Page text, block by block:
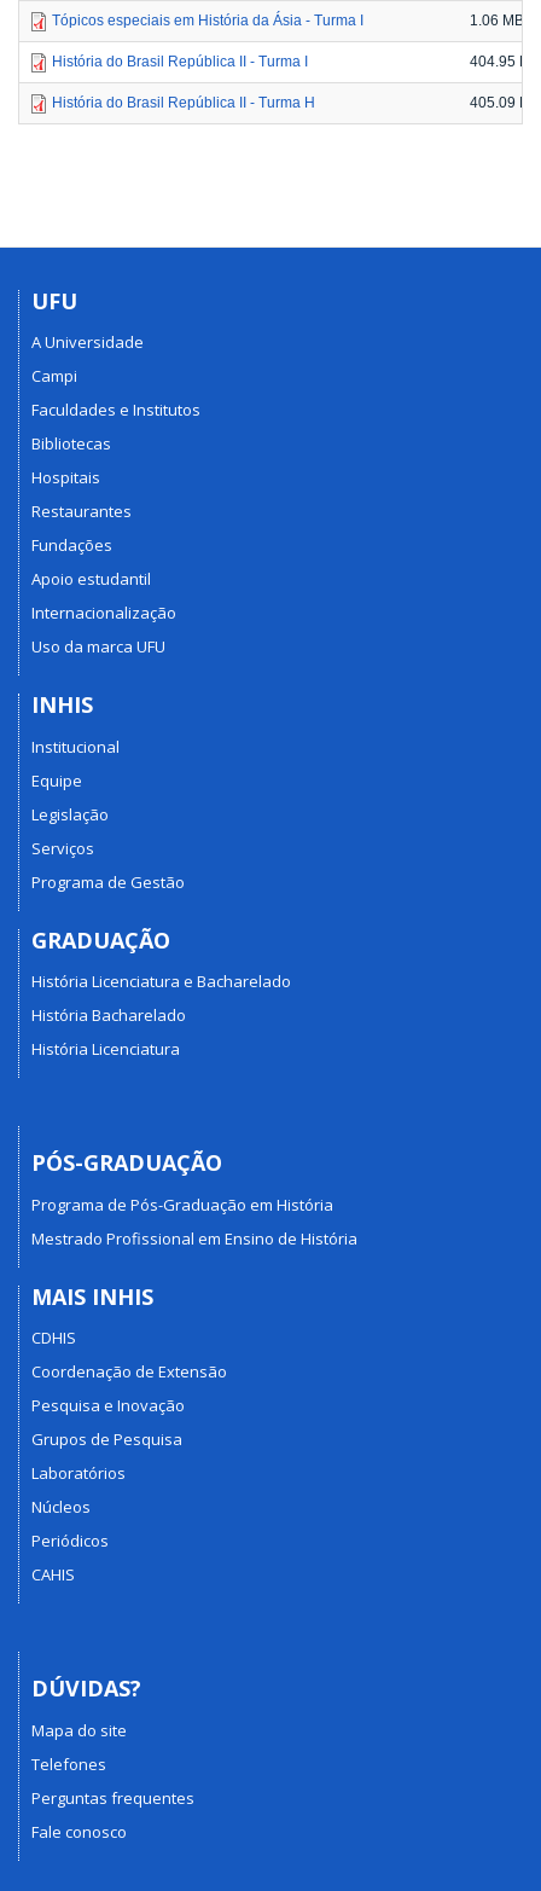
Tópicos especiais em História da Ásia - Turma I 1.06 MB
História do Brasil República II - Turma I 404.95 KB
História do Brasil República II - Turma H 405.09 KB
UFU
A Universidade
Campi
Faculdades e Institutos
Bibliotecas
Hospitais
Restaurantes
Fundações
Apoio estudantil
Internacionalização
Uso da marca UFU
INHIS
Institucional
Equipe
Legislação
Serviços
Programa de Gestão
GRADUAÇÃO
História Licenciatura e Bacharelado
História Bacharelado
História Licenciatura
PÓS-GRADUAÇÃO
Programa de Pós-Graduação em História
Mestrado Profissional em Ensino de História
MAIS INHIS
CDHIS
Coordenação de Extensão
Pesquisa e Inovação
Grupos de Pesquisa
Laboratórios
Núcleos
Periódicos
CAHIS
DÚVIDAS?
Mapa do site
Telefones
Perguntas frequentes
Fale conosco